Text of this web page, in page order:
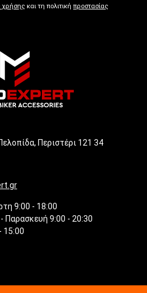
χρήσης και τη πολιτική προστασίας
Περιστέρι 121 34
9:00 - 18:00
Παρασκευή 9:00 - 20:30
15:00